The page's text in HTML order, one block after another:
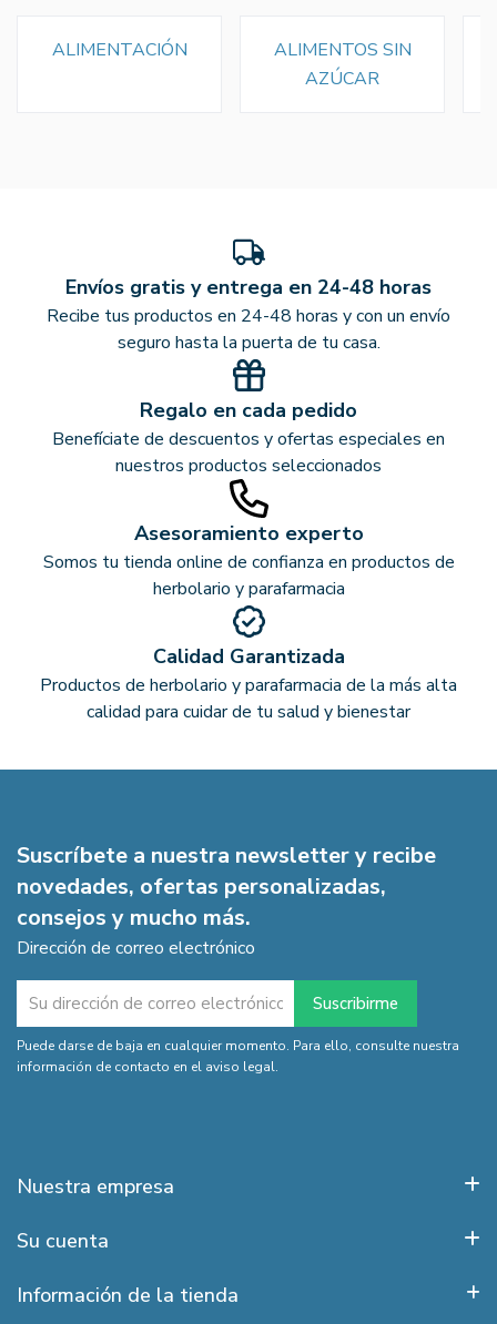
ALIMENTACIÓN
ALIMENTOS SIN
AZÚCAR
Envíos gratis y entrega en 24-48 horas
Recibe tus productos en 24-48 horas y con un envío
seguro hasta la puerta de tu casa.
Regalo en cada pedido
Benefíciate de descuentos y ofertas especiales en
nuestros productos seleccionados
Asesoramiento experto
Somos tu tienda online de confianza en productos de
herbolario y parafarmacia
Calidad Garantizada
Productos de herbolario y parafarmacia de la más alta
calidad para cuidar de tu salud y bienestar
Suscríbete a nuestra newsletter y recibe
novedades, ofertas personalizadas,
consejos y mucho más.
Dirección de correo electrónico
Puede darse de baja en cualquier momento. Para ello, consulte nuestra
información de contacto en el aviso legal.
Nuestra empresa
Su cuenta
Información de la tienda